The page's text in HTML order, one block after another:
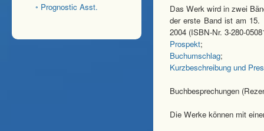
◦ Prognostic Asst.
Das Werk wird in zwei
der erste Band ist am 15.
2004 (ISBN-Nr. 3-280-
Prospekt;
Buchumschlag;
Kurzbeschreibung und
Buchbesprechungen
Die Werke können mit